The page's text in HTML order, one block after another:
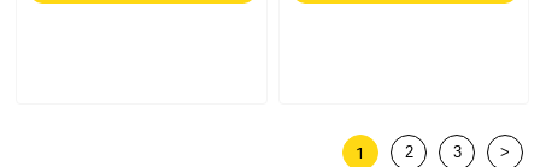
1 2 3 >